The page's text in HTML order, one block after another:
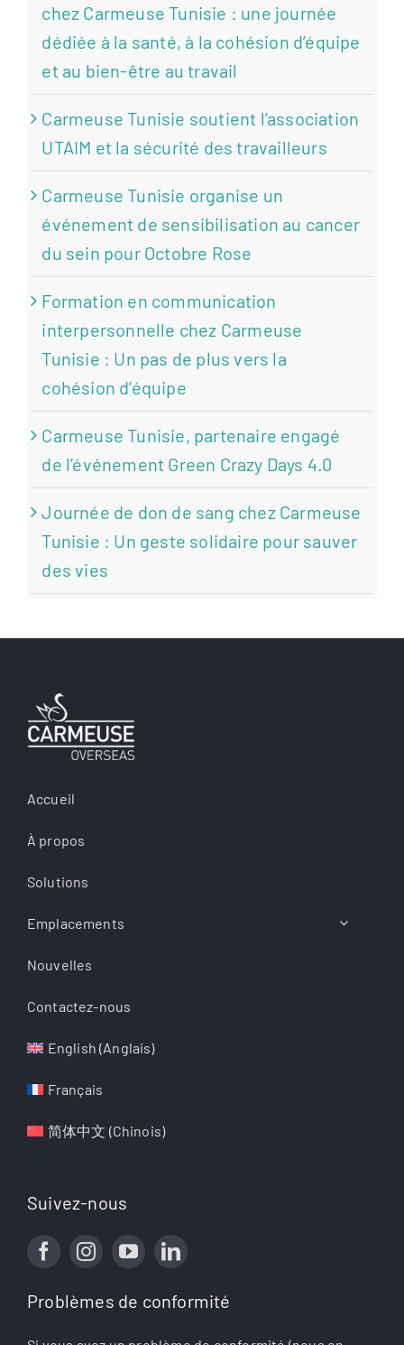
chez Carmeuse Tunisie : une journée
dédiée à la santé, à la cohésion d’équipe
et au bien-être au travail
Carmeuse Tunisie soutient l’association
UTAIM et la sécurité des travailleurs
Carmeuse Tunisie organise un
événement de sensibilisation au cancer
du sein pour Octobre Rose
Formation en communication
interpersonnelle chez Carmeuse
Tunisie : Un pas de plus vers la
cohésion d’équipe
Carmeuse Tunisie, partenaire engagé
de l’événement Green Crazy Days 4.0
Journée de don de sang chez Carmeuse
Tunisie : Un geste solidaire pour sauver
des vies
Accueil
À propos
Solutions
Emplacements
Nouvelles
Contactez-nous
English (Anglais)
Français
简体中文 (Chinois)
Suivez-nous
Problèmes de conformité